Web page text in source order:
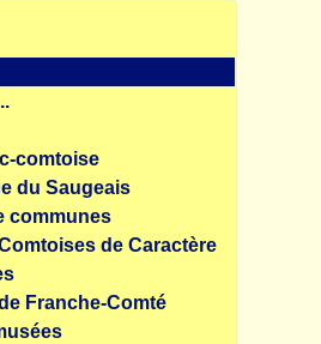
comtoise
du Saugeais
communes
de Caractère
Franche-Comté